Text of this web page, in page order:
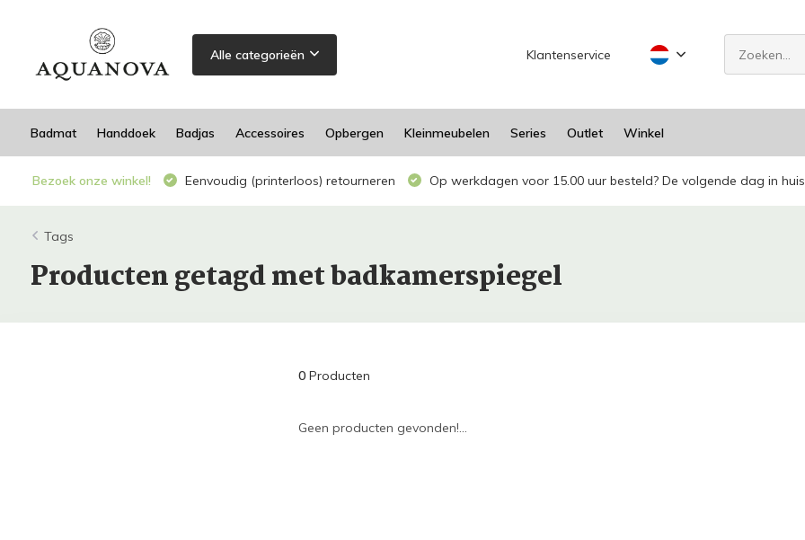
Alle categorieën Klantenservice
Badmat Handdoek Badjas Accessoires Opbergen Kleinmeubelen Series Outlet Winkel
Bezoek onze winkel! Eenvoudig (printerloos) retourneren Op werkdagen voor 15.00 uur besteld? De volgende dag in
Tags
Producten getagd met badkamerspiegel
0Producten
Geen producten gevonden!...